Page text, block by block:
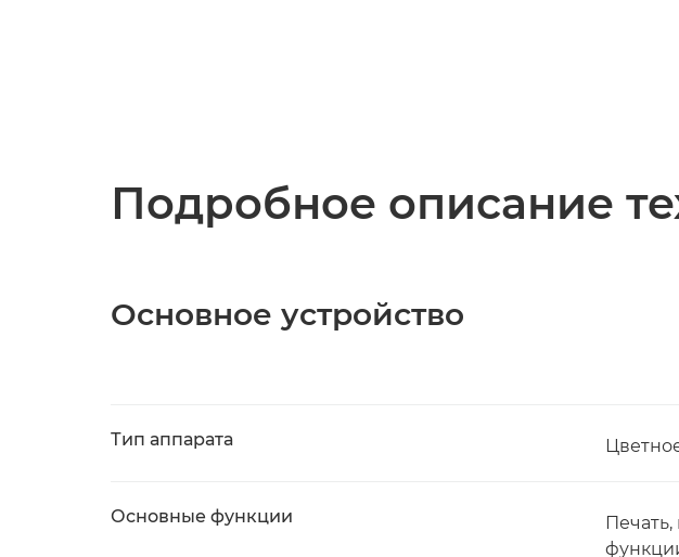
Подробное описание
Основное устройство
Тип аппарата
Основные функции